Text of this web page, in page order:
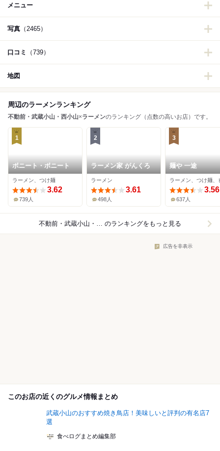
メニュー
写真 （2465）
口コミ （739）
地図
周辺のラーメンランキング
不動前・武蔵小山・西小山×ラーメンのランキング（点数の高いお店）です。
1
ボニート・ボニート
ラーメン、つけ麺
3.62
739人
2
ラーメン家 がんくろ
ラーメン
3.61
498人
3
麺や 一途
3.56
637人
不動前・武蔵小山・西小山×ラーメン のランキングをもっと見る
広告を非表示
このお店の近くのグルメ情報まとめ
武蔵小山のおすすめ焼き鳥店！美味しいと評判の有名店7
選
食べログまとめ編集部